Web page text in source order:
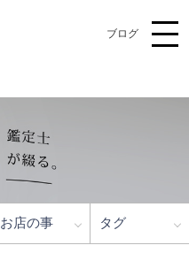
ブログ
お店の事 タグ